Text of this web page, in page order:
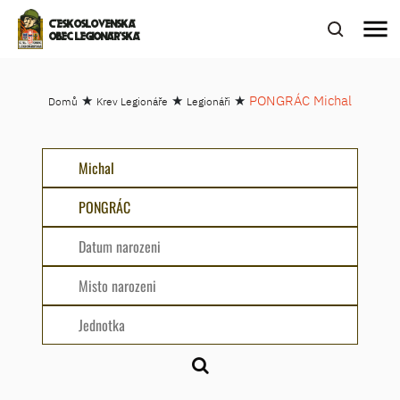
ČESKOSLOVENSKÁ
OBEC LEGIONÁŘSKÁ
menu
Domů ★ Krev Legionáře ★ Legionáři ★ PONGRÁC Michal